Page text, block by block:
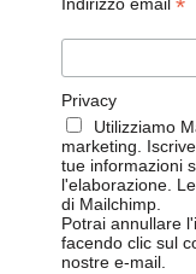
Indirizzo email*
Privacy
Utilizziamo
marketing.
tue informazioni
l'elaborazione.
di Mailchimp
Potrai annullare
facendo clic sul
nostre e-mail.